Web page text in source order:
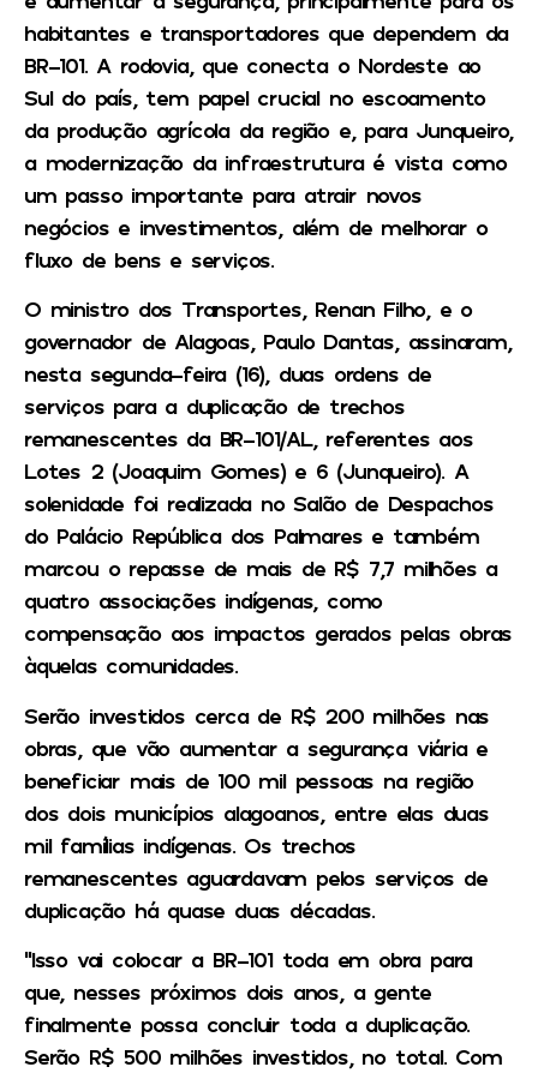
habitantes e transportadores que dependem da
BR-101. A rodovia, que conecta o Nordeste ao
Sul do país, tem papel crucial no escoamento
da produção agrícola da região e, para Junqueiro,
a modernização da infraestrutura é vista como
um passo importante para atrair novos
negócios e investimentos, além de melhorar o
fluxo de bens e serviços.
O ministro dos Transportes, Renan Filho, e o
governador de Alagoas, Paulo Dantas, assinaram,
nesta segunda-feira (16), duas ordens de
serviços para a duplicação de trechos
remanescentes da BR-101/AL, referentes aos
Lotes 2 (Joaquim Gomes) e 6 (Junqueiro). A
solenidade foi realizada no Salão de Despachos
do Palácio República dos Palmares e também
marcou o repasse de mais de R$ 7,7 milhões a
quatro associações indígenas, como
compensação aos impactos gerados pelas obras
àquelas comunidades.
Serão investidos cerca de R$ 200 milhões nas
obras, que vão aumentar a segurança viária e
beneficiar mais de 100 mil pessoas na região
dos dois municípios alagoanos, entre elas duas
mil famílias indígenas. Os trechos
remanescentes aguardavam pelos serviços de
duplicação há quase duas décadas.
“Isso vai colocar a BR-101 toda em obra para
que, nesses próximos dois anos, a gente
finalmente possa concluir toda a duplicação.
Serão R$ 500 milhões investidos, no total. Com